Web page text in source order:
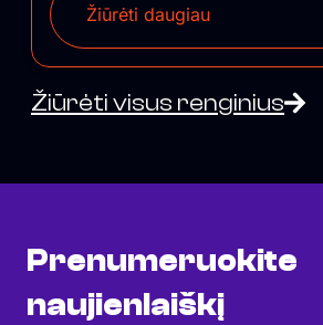
Žiūrėti daugiau
Žiūrėti visus renginius
Prenumeruokite
naujienlaiškį